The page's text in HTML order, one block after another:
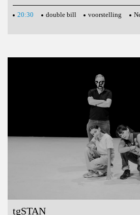
20:30 double bill voorstelling
De Wereld Herbeginnen
tgSTAN